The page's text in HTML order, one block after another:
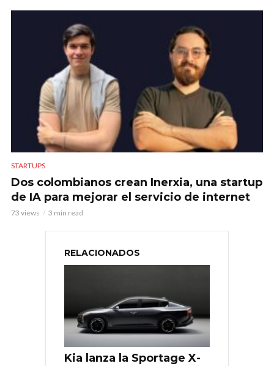
STARTUPS
Dos colombianos crean Inerxia, una startup
de IA para mejorar el servicio de internet
73 views 3 min read
RELACIONADOS
Kia lanza la Sportage X-